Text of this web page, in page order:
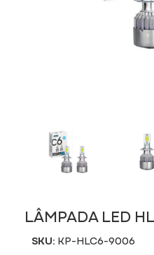
LÂMPADA LED
SKU: KP-HLC6-9006